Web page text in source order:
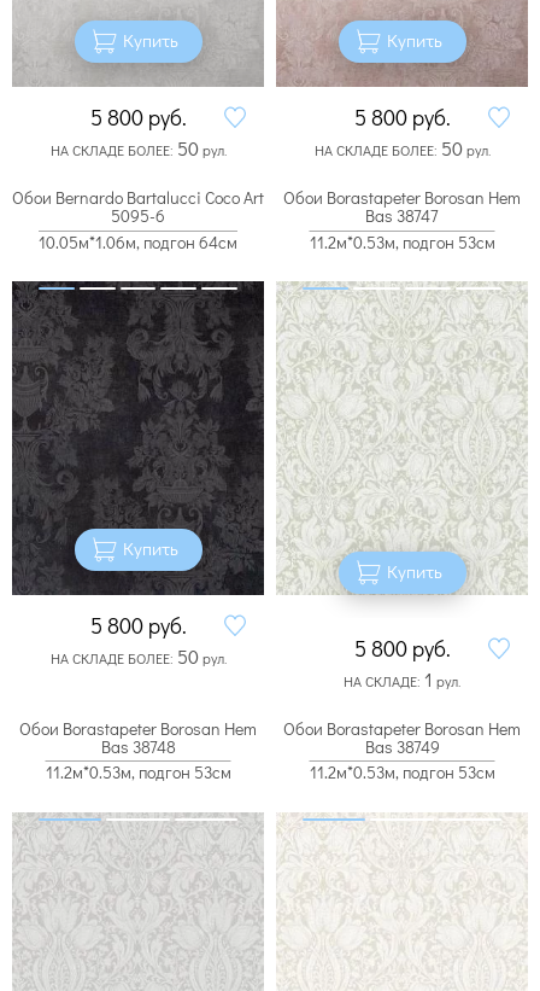
Купить
5 800 руб.
НА СКЛАДЕ БОЛЕЕ: 50рул.
Купить
5 800 руб.
НА СКЛАДЕ БОЛЕЕ: 50рул.
Обои Bernardo Bartalucci Coco Art
5095-6
10.05м*1.06м, подгон 64см
Купить
5 800 руб.
НА СКЛАДЕ БОЛЕЕ: 50рул.
Обои Borastapeter Borosan Hem
Bas 38747
11.2м*0.53м, подгон 53см
Купить
5 800 руб.
НА СКЛАДЕ: 1 рул.
Обои Borastapeter Borosan Hem
Bas 38748
11.2м*0.53м, подгон 53см
Обои Borastapeter Borosan Hem
Bas 38749
11.2м*0.53м, подгон 53см